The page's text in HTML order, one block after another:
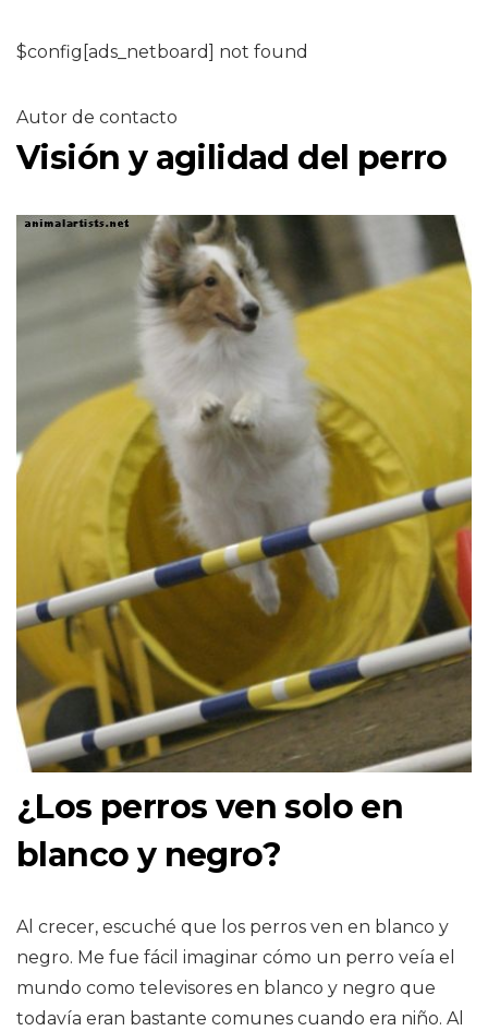
$config[ads_netboard] not found
Autor de contacto
Visión y agilidad del perro
¿Los perros ven solo en
blanco y negro?
Al crecer, escuché que los perros ven en blanco y
negro. Me fue fácil imaginar cómo un perro veía el
mundo como televisores en blanco y negro que
todavía eran bastante comunes cuando era niño. Al